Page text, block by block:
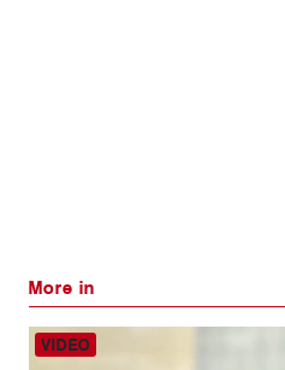
More in